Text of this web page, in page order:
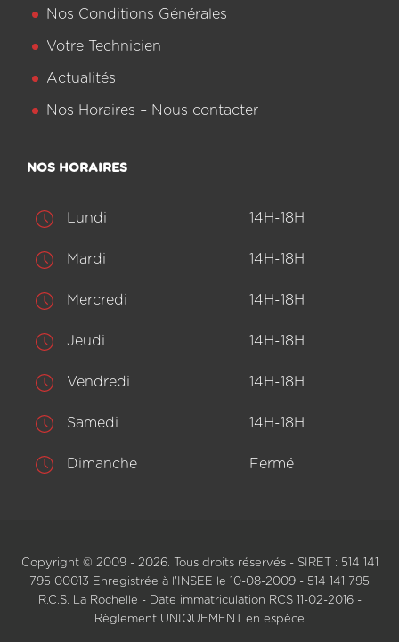
Nos Conditions Générales
Votre Technicien
Actualités
Nos Horaires – Nous contacter
NOS HORAIRES
Lundi 14H-18H
Mardi 14H-18H
Mercredi 14H-18H
Jeudi 14H-18H
Vendredi 14H-18H
Samedi 14H-18H
Dimanche Fermé
Copyright © 2009 - 2026. Tous droits réservés - SIRET : 514 141
795 00013 Enregistrée à l'INSEE le 10-08-2009 - 514 141 795
R.C.S. La Rochelle - Date immatriculation RCS 11-02-2016 -
Règlement UNIQUEMENT en espèce